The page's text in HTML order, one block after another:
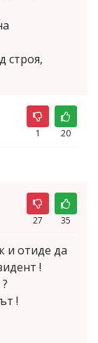
строя,
1 20
27 35
и отиде да
!
!